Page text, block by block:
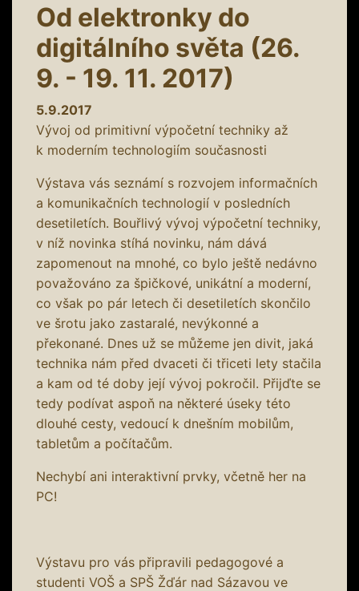
Od elektronky do
digitálního světa (26.
9. - 19. 11. 2017)
5.9.2017
Vývoj od primitivní výpočetní techniky až
k moderním technologiím současnosti
Výstava vás seznámí s rozvojem informačních
a komunikačních technologií v posledních
desetiletích. Bouřlivý vývoj výpočetní techniky,
v níž novinka stíhá novinku, nám dává
zapomenout na mnohé, co bylo ještě nedávno
považováno za špičkové, unikátní a moderní,
co však po pár letech či desetiletích skončilo
ve šrotu jako zastaralé, nevýkonné a
překonané. Dnes už se můžeme jen divit, jaká
technika nám před dvaceti či třiceti lety stačila
a kam od té doby její vývoj pokročil. Přijďte se
tedy podívat aspoň na některé úseky této
dlouhé cesty, vedoucí k dnešním mobilům,
tabletům a počítačům.
Nechybí ani interaktivní prvky, včetně her na
PC!
Výstavu pro vás připravili pedagogové a
studenti VOŠ a SPŠ Žďár nad Sázavou ve